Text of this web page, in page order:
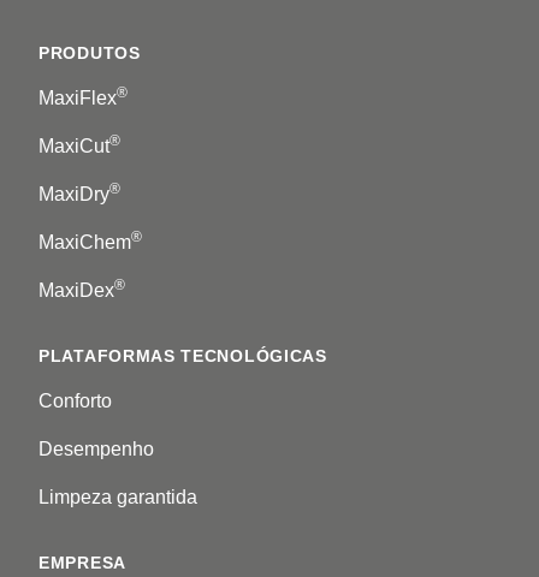
PRODUTOS
MaxiFlex®
MaxiCut®
MaxiDry®
MaxiChem®
MaxiDex®
PLATAFORMAS TECNOLÓGICAS
Conforto
Desempenho
Limpeza garantida
EMPRESA